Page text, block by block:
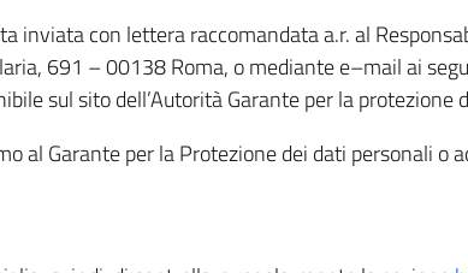
con lettera raccomandata a.r. al
691 – 00138 Roma, o mediante e–mail ai
sul sito dell’Autorità Garante per la protezione
al Garante per la Protezione dei dati personali o